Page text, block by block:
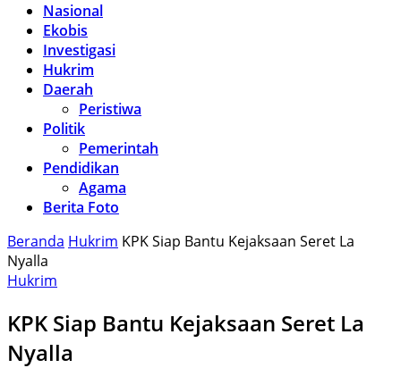
Nasional
Ekobis
Investigasi
Hukrim
Daerah
Peristiwa
Politik
Pemerintah
Pendidikan
Agama
Berita Foto
Beranda Hukrim KPK Siap Bantu Kejaksaan Seret La
Nyalla
Hukrim
KPK Siap Bantu Kejaksaan Seret La
Nyalla